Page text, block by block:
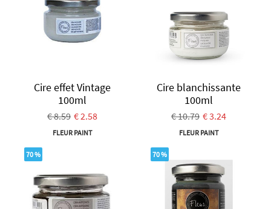
Cire effet Vintage
100ml
€ 8.59 € 2.58
FLEUR PAINT
Cire blanchissante
100ml
€ 10.79 € 3.24
FLEUR PAINT
70 % 70 %